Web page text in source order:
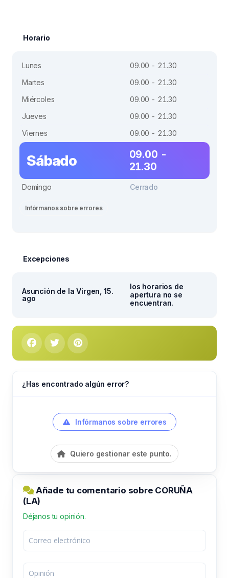
Horario
Lunes
09.00 - 21.30
Martes
09.00 - 21.30
Miércoles
09.00 - 21.30
Jueves
09.00 - 21.30
Viernes
09.00 - 21.30
Sábado
09.00 -
21.30
Domingo Cerrado
Infórmanos sobre errores
Excepciones
Asunción de la Virgen, 15.
ago
los horarios de
apertura no se
encuentran.
¿Has encontrado algún error?
Infórmanos sobre errores
Quiero gestionar este punto.
Añade tu comentario sobre CORUÑA
(LA)
Déjanos tu opinión.